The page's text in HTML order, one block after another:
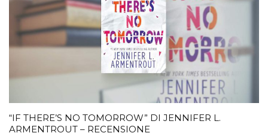
“IF THERE’S NO TOMORROW” DI JENNIFER L.
ARMENTROUT – RECENSIONE